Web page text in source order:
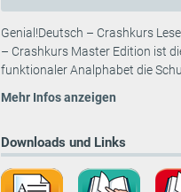
Genial!Deutsch – Crashkurs
– Crashkurs Master Edition ist
funktionaler Analphabet die
Mehr Infos anzeigen
Downloads und Links